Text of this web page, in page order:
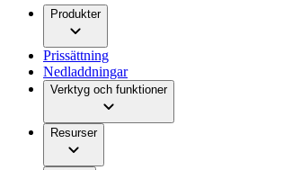
Produkter
Prissättning
Nedladdningar
Verktyg och funktioner
Resurser